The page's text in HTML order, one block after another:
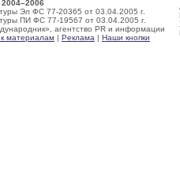
Эл ФС 77-20365 от 03.04.2005 г.
ПИ ФС 77-19567 от 03.04.2005 г.
агентство PR и информации
материалам | Реклама | Наши кнопки